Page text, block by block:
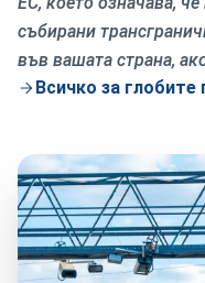
събирани
във вашата страна,
Всичко за